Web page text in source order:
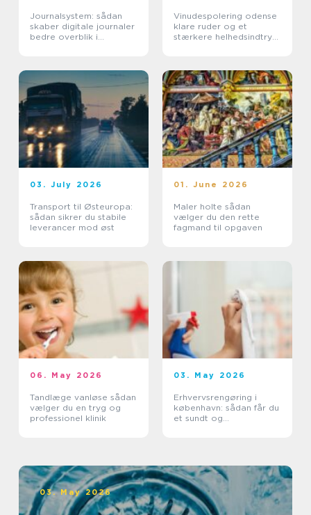
Journalsystem: sådan
skaber digitale journaler
bedre overblik i
Vinudespolering odense
klare ruder og et
stærkere helhedsindtryk
03. July 2026
Transport til Østeuropa:
sådan sikrer du stabile
leverancer mod øst
01. June 2026
Maler holte sådan
vælger du den rette
fagmand til opgaven
06. May 2026
Tandlæge vanløse sådan
vælger du en tryg og
professionel klinik
03. May 2026
Erhvervsrengøring i
københavn: sådan får du
et sundt og
03. May 2026